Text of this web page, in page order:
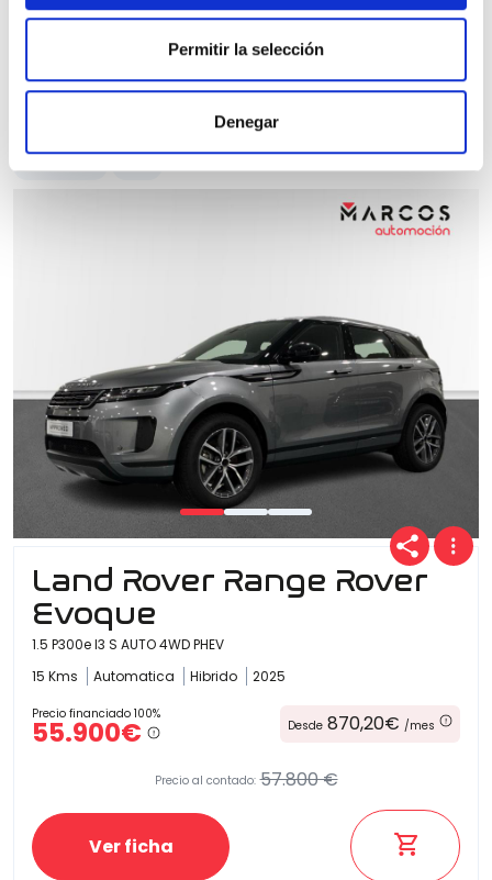
Permitir la selección
Denegar
Precio al contado: 37.900 €
Ver ficha
Land Rover Range Rover
Evoque
1.5 P300e I3 S AUTO 4WD PHEV
15 Kms
Automatica Hibrido 2025
Precio financiado 100%
55.900€ Desde 870,20€ /mes
Precio al contado: 57.800 €
Ver ficha